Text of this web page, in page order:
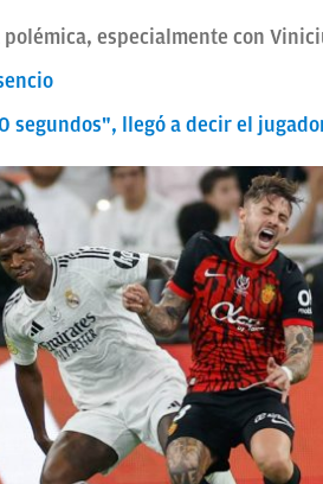
especialmente con
segundos", llegó a decir el